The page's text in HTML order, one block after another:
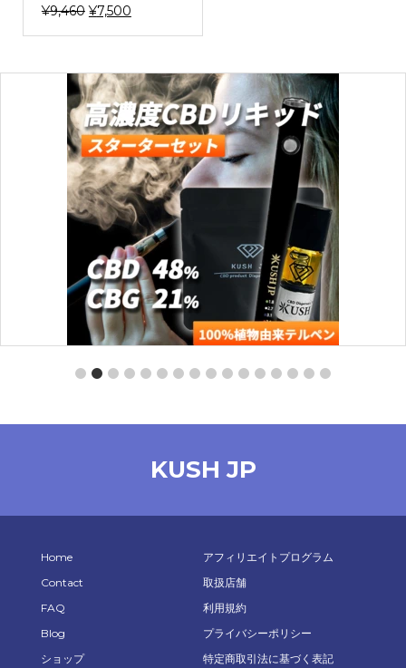
¥9,460元
は
¥9,460
で
し
た。
¥7,500現
格
は
¥7,500
で
す。
【KUSH JP】
オプションを選択
KUSH JP
Home
Contact
FAQ
Blog
ショップ
アフィリエイトプログラム
取扱店舗
利用規約
プライバシーポリシー
特定商取引法に基づく表記